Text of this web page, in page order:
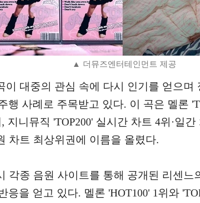
▲ 더뮤즈엔터테인먼트 제공
이 대중의 관심 속에 다시 인기를 얻으며
행 사례로 주목받고 있다. 이 곡은 멜론
지니뮤직 'TOP200' 실시간 차트 4위·일
차트 최상위권에 이름을 올렸다.
각종 음원 사이트를 통해 공개된 리센느
응을 얻고 있다. 멜론 'HOT100' 1위와